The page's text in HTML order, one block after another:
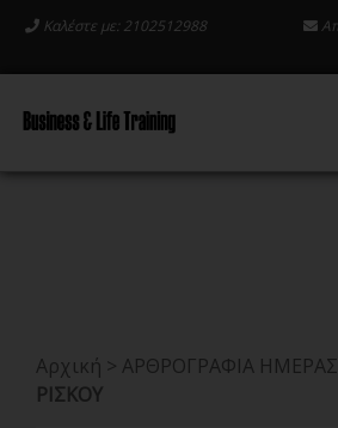
Καλέστε με: 2102512988
Αρχική > ΑΡΘΡΟΓΡΑΦΙΑ ΗΜΕΡΑΣ
ΡΙΣΚΟΥ